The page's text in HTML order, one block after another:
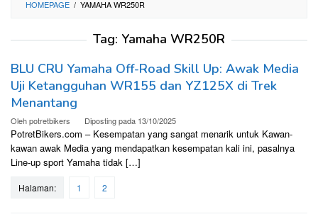
HOMEPAGE / YAMAHA WR250R
Tag: Yamaha WR250R
BLU CRU Yamaha Off-Road Skill Up: Awak Media
Uji Ketangguhan WR155 dan YZ125X di Trek
Menantang
Olehpotretbikers Diposting pada 13/10/2025
PotretBikers.com – Kesempatan yang sangat menarik untuk Kawan-
kawan awak Media yang mendapatkan kesempatan kali ini, pasalnya
Line-up sport Yamaha tidak […]
Halaman: 1 2